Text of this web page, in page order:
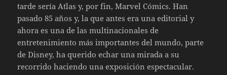
tarde sería Atlas y, por fin, Marvel Cómics. Han
pasado 85 años y, la que antes era una editorial y
ahora es una de las multinacionales de
entretenimiento más importantes del mundo, parte
de Disney, ha querido echar una mirada a su
recorrido haciendo una exposición espectacular.